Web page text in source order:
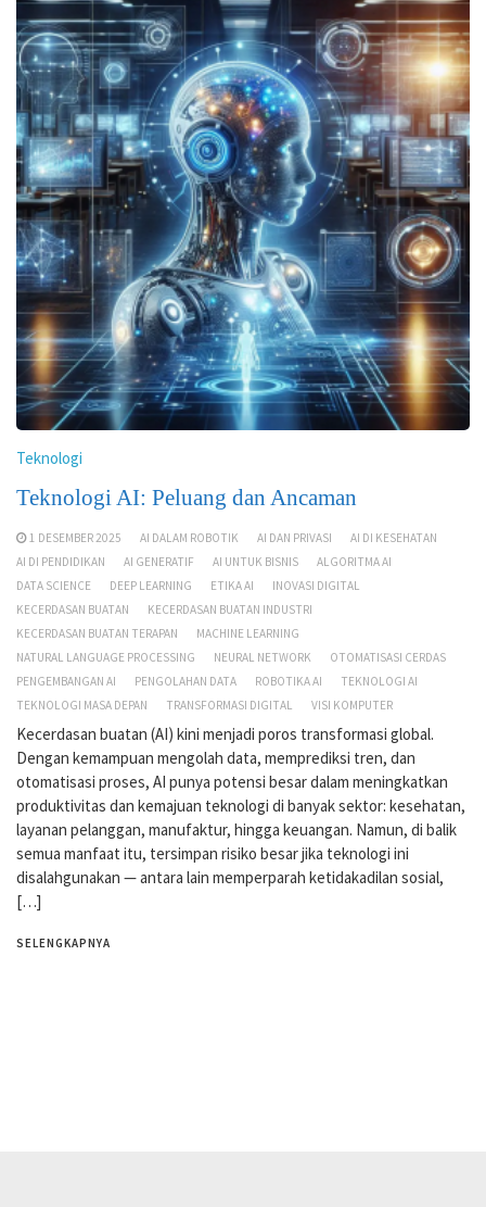
Teknologi
Teknologi AI: Peluang dan Ancaman
1 DESEMBER 2025 AI DALAM ROBOTIK AI DAN PRIVASI
AI DI KESEHATAN
AI DI PENDIDIKAN
AI GENERATIF AI UNTUK BISNIS
ALGORITMA AI
DATA SCIENCE
DEEP LEARNING ETIKA AI
INOVASI DIGITAL
KECERDASAN BUATAN
KECERDASAN BUATAN INDUSTRI
KECERDASAN BUATAN TERAPAN
MACHINE LEARNING
NATURAL LANGUAGE PROCESSING
NEURAL NETWORK
OTOMATISASI CERDAS
PENGEMBANGAN AI
PENGOLAHAN DATA ROBOTIKA AI
TEKNOLOGI AI
TEKNOLOGI MASA DEPAN
TRANSFORMASI DIGITAL VISI KOMPUTER
Kecerdasan buatan (AI) kini menjadi poros transformasi global.
Dengan kemampuan mengolah data, memprediksi tren, dan
otomatisasi proses, AI punya potensi besar dalam meningkatkan
produktivitas dan kemajuan teknologi di banyak sektor: kesehatan,
layanan pelanggan, manufaktur, hingga keuangan. Namun, di balik
semua manfaat itu, tersimpan risiko besar jika teknologi ini
disalahgunakan — antara lain memperparah ketidakadilan sosial,
[…]
SELENGKAPNYA